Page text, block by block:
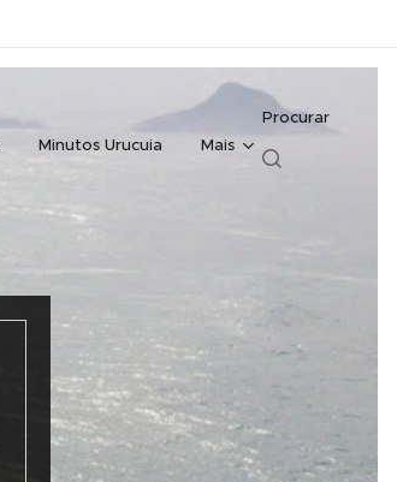
Minutos Urucuia Mais
Procurar